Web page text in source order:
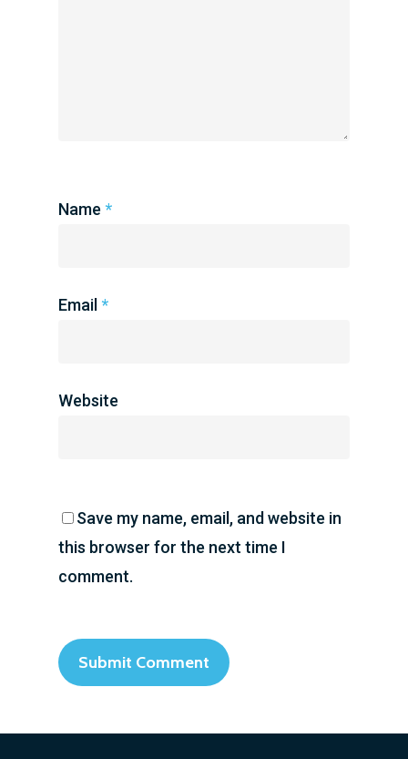
Name *
Email *
Website
Save my name, email, and website in
this browser for the next time I
comment.